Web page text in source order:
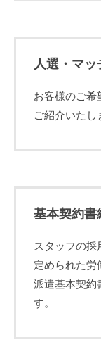
人選・マッ
お客様のご希
ご紹介いたし
基本契約書
スタッフの採
定められた労
派遣基本契約
す。